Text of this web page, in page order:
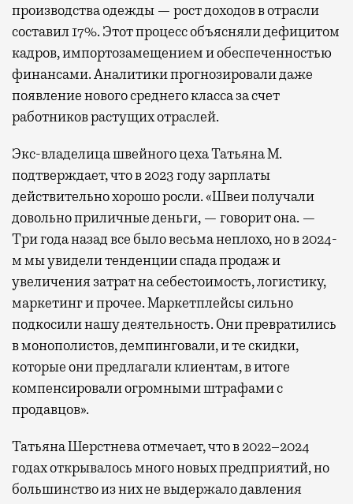
производства одежды — рост доходов в отрасли
составил 17%. Этот процесс объясняли дефицитом
кадров, импортозамещением и обеспеченностью
финансами. Аналитики прогнозировали даже
появление нового среднего класса за счет
работников растущих отраслей.
Экс-владелица швейного цеха Татьяна М.
подтверждает, что в 2023 году зарплаты
действительно хорошо росли. «Швеи получали
довольно приличные деньги, — говорит она. —
Три года назад все было весьма неплохо, но в 2024-
м мы увидели тенденции спада продаж и
увеличения затрат на себестоимость, логистику,
маркетинг и прочее. Маркетплейсы сильно
подкосили нашу деятельность. Они превратились
в монополистов, демпинговали, и те скидки,
которые они предлагали клиентам, в итоге
компенсировали огромными штрафами с
продавцов».
Татьяна Шерстнева отмечает, что в 2022–2024
годах открывалось много новых предприятий, но
большинство из них не выдержало давления